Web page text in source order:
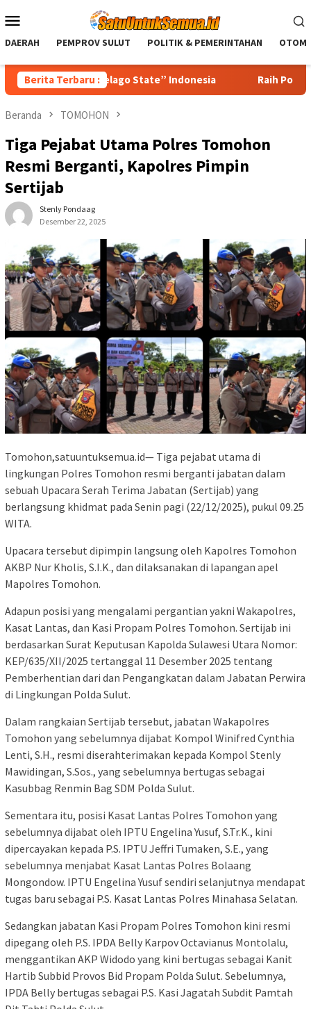
ke
Mobile
DAERAH PEMPROV SULUT POLITIK & PEMERINTAHAN
Berita Terbaru :
“Archipelago State” Indonesia Raih Popular
Beranda TOMOHON
Tiga Pejabat Utama Polres Tomohon
Resmi Berganti, Kapolres Pimpin
Sertijab
Stenly Pondaag
Desember 22, 2025
Tomohon,satuuntuksemua.id— Tiga pejabat utama di
lingkungan Polres Tomohon resmi berganti jabatan dalam
sebuah Upacara Serah Terima Jabatan (Sertijab) yang
berlangsung khidmat pada Senin pagi (22/12/2025), pukul 09.25
WITA.
Upacara tersebut dipimpin langsung oleh Kapolres Tomohon
AKBP Nur Kholis, S.I.K., dan dilaksanakan di lapangan apel
Mapolres Tomohon.
Adapun posisi yang mengalami pergantian yakni Wakapolres,
Kasat Lantas, dan Kasi Propam Polres Tomohon. Sertijab ini
berdasarkan Surat Keputusan Kapolda Sulawesi Utara Nomor:
KEP/635/XII/2025 tertanggal 11 Desember 2025 tentang
Pemberhentian dari dan Pengangkatan dalam Jabatan Perwira
di Lingkungan Polda Sulut.
Dalam rangkaian Sertijab tersebut, jabatan Wakapolres
Tomohon yang sebelumnya dijabat Kompol Winifred Cynthia
Lenti, S.H., resmi diserahterimakan kepada Kompol Stenly
Mawidingan, S.Sos., yang sebelumnya bertugas sebagai
Kasubbag Renmin Bag SDM Polda Sulut.
Sementara itu, posisi Kasat Lantas Polres Tomohon yang
sebelumnya dijabat oleh IPTU Engelina Yusuf, S.Tr.K., kini
dipercayakan kepada P.S. IPTU Jeffri Tumaken, S.E., yang
sebelumnya menjabat Kasat Lantas Polres Bolaang
Mongondow. IPTU Engelina Yusuf sendiri selanjutnya mendapat
tugas baru sebagai P.S. Kasat Lantas Polres Minahasa Selatan.
Sedangkan jabatan Kasi Propam Polres Tomohon kini resmi
dipegang oleh P.S. IPDA Belly Karpov Octavianus Montolalu,
menggantikan AKP Widodo yang kini bertugas sebagai Kanit
Hartib Subbid Provos Bid Propam Polda Sulut. Sebelumnya,
IPDA Belly bertugas sebagai P.S. Kasi Jagatah Subdit Pamtah